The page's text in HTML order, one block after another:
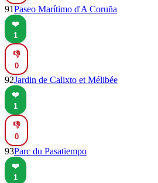
91Paseo Marítimo d'A Coruña
❤️
1
👎
0
92Jardin de Calixto et Mélibée
❤️
1
👎
0
93Parc du Pasatiempo
❤️
1